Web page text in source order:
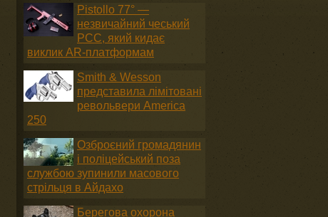
Pistollo 77° —
незвичайний чеський
PCC, який кидає
виклик AR-платформам
Smith & Wesson
представила лімітовані
револьвери America
250
Озброєний громадянин
і поліцейський поза
службою зупинили масового
стрільця в Айдахо
Берегова охорона